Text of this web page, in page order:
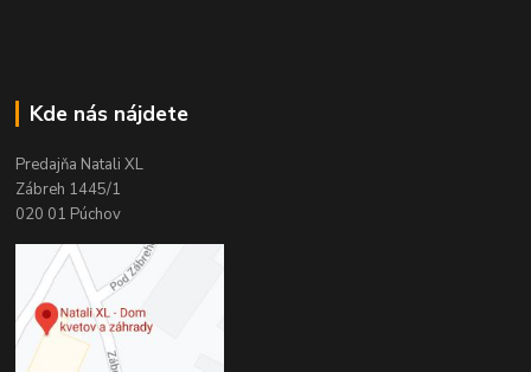
Kde nás nájdete
Predajňa Natali XL
Zábreh 1445/1
020 01 Púchov